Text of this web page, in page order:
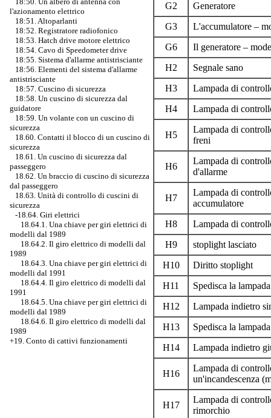
l'azionamento elettrico
18:51. Altoparlanti
18:52. Registratore radiofonico
18:53. Hatch drive motore elettrico
18:54. Cavo di Speedometer drive
18:55. Sistema d'allarme antistrisciante
18:56. Elementi del sistema d'allarme
antistrisciante
18:57. Cuscino di sicurezza
18:58. Un cuscino di sicurezza dal
guidatore
18:59. Un volante con un cuscino di
sicurezza
18.60. Contatti il blocco di un cuscino di
sicurezza
18.61. Un cuscino di sicurezza dal
passeggero
18.62. Un braccio di cuscino di sicurezza
dal passeggero
18.63. Unità di controllo di cuscini di
sicurezza
-18.64. Giri elettrici
18.64.1. Una chiave per giri elettrici di
modelli dal 1989
18.64.2. Il giro elettrico di modelli dal
1989
18.64.3. Una chiave per giri elettrici di
modelli dal 1991
18.64.4. Il giro elettrico di modelli dal
1991
18.64.5. Una chiave per giri elettrici di
modelli dal 1989
18.64.6. Il giro elettrico di modelli dal
1989
+19. Conto di cattivi funzionamenti
G2
Generatore
G3
L'accumulatore –
G6
Il generatore –
H2
Segnale sano
H3
Lampada di
H4
Lampada di
H5
Lampada di
freni
H6
Lampada di
d'allarme
H7
Lampada di
accumulatore
H8
Lampada di
H9
stoplight lasciato
H10
Diritto stoplight
H11
Spedisca la
H12
Lampada indietro
H13
Spedisca la
H14
Lampada indietro
H16
Lampada di
un'incandescenza
H17
Lampada di
rimorchio